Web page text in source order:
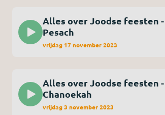
Alles over Joodse feesten
Pesach
vrijdag 17 november 2023
Alles over Joodse feesten
Chanoekah
vrijdag 3 november 2023